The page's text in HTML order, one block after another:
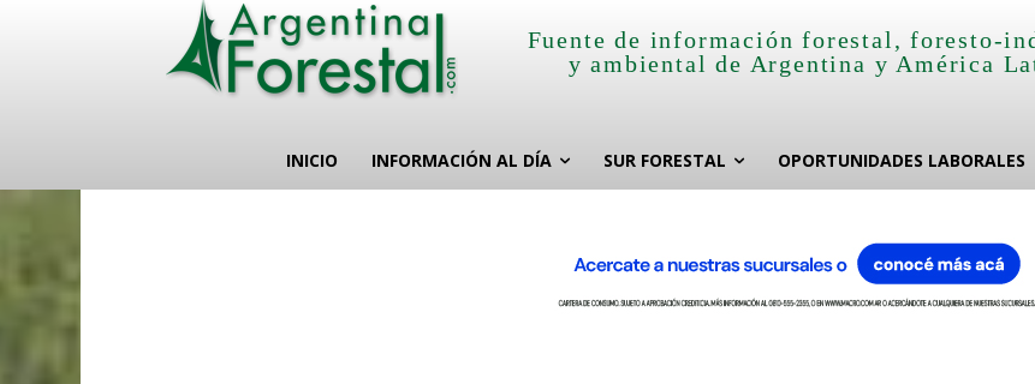
Fuente de información forestal, foresto-
y ambiental de Argentina y América
INICIO INFORMACIÓN AL DÍA SUR FORESTAL OPORTUNIDADES LABORALES